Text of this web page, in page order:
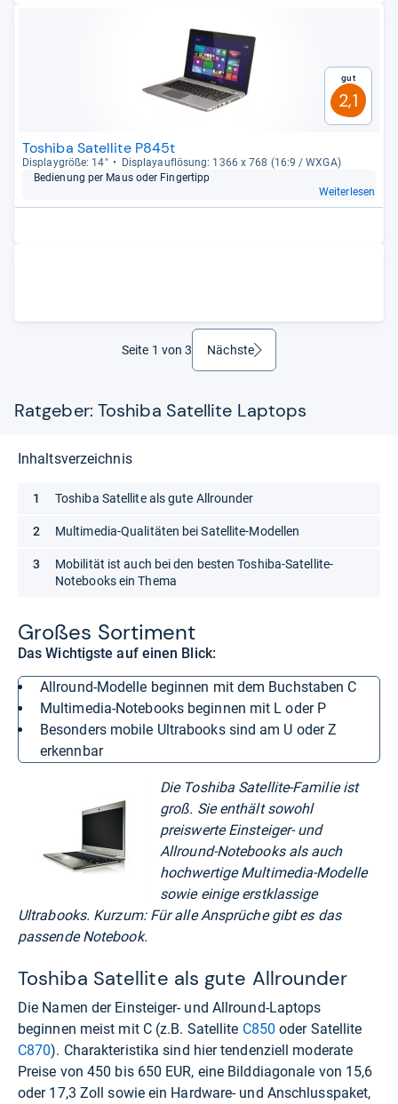
Gut
2,1
Toshiba Satellite P845t
Dis­play­größe: 14"
Dis­pla­yauf­lö­sung: 1366 x 768 (16:9 / WXGA)
Bedie­nung per Maus oder Fin­ger­tipp
Weiterlesen
Seite 1 von 3 Nächsteweiter
Ratgeber: Toshiba Satellite Laptops
Großes Sor­ti­ment
Das Wichtigste auf einen Blick:
Allround-Modelle beginnen mit dem Buchstaben C
Multimedia-Notebooks beginnen mit L oder P
besonders mobile Ultrabooks sind am U oder Z
erkennbar
Die Toshiba Satellite-Familie ist
groß. Sie enthält sowohl
preiswerte Einsteiger- und
Allround-Notebooks als auch
hochwertige Multimedia-Modelle
sowie einige erstklassige
Ultrabooks. Kurzum: Für alle Ansprüche gibt es das
passende Notebook.
Toshiba Satellite als gute Allrounder
Die Namen der Einsteiger- und Allround-Laptops
beginnen meist mit C (z.B. Satellite C850 oder Satellite
C870). Charakteristika sind hier tendenziell moderate
Preise von 450 bis 650 EUR, eine Bilddiagonale von 15,6
oder 17,3 Zoll sowie ein Hardware- und Anschlusspaket,
Inhaltsverzeichnis
Toshiba Satellite als gute Allrounder
Multimedia-Qualitäten bei Satellite-Modellen
Mobilität ist auch bei den besten Toshiba-Satellite-
Notebooks ein Thema